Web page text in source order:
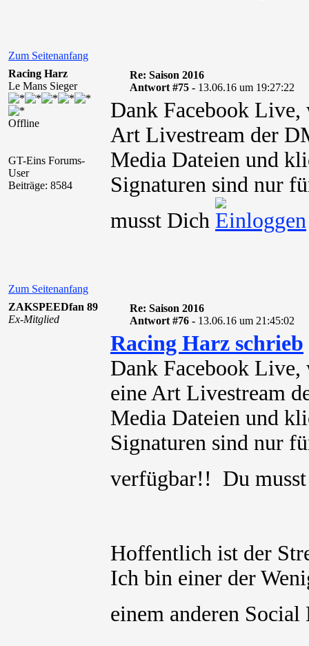
Zum Seitenanfang
Racing Harz
Le Mans Sieger
Offline
GT-Eins Forums-
User
Beiträge: 8584
Re: Saison 2016
Antwort #75 - 13.06.16 um 19:27:22
Dank Facebook Live,
Art Livestream der
Media Dateien und
Signaturen sind nur
musst Dich
Zum Seitenanfang
ZAKSPEEDfan 89
Ex-Mitglied
Re: Saison 2016
Antwort #76 - 13.06.16 um 21:45:02
Racing Harz schrieb
Dank Facebook
eine Art Livestream
Media Dateien und
Signaturen sind nur
verfügbar!! Du
Hoffentlich ist der
Ich bin einer der
einem anderen